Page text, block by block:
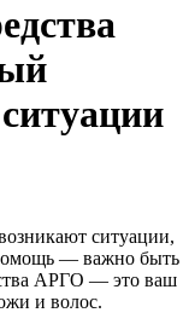
ситуации,
помощь — важно быть
АРГО — это ваш
и волос.